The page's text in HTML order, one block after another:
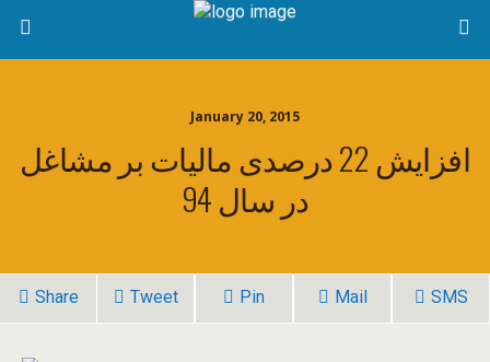
January 20, 2015
افزایش 22 درصدی مالیات بر مشاغل
در سال 94
Share Tweet Pin Mail SMS